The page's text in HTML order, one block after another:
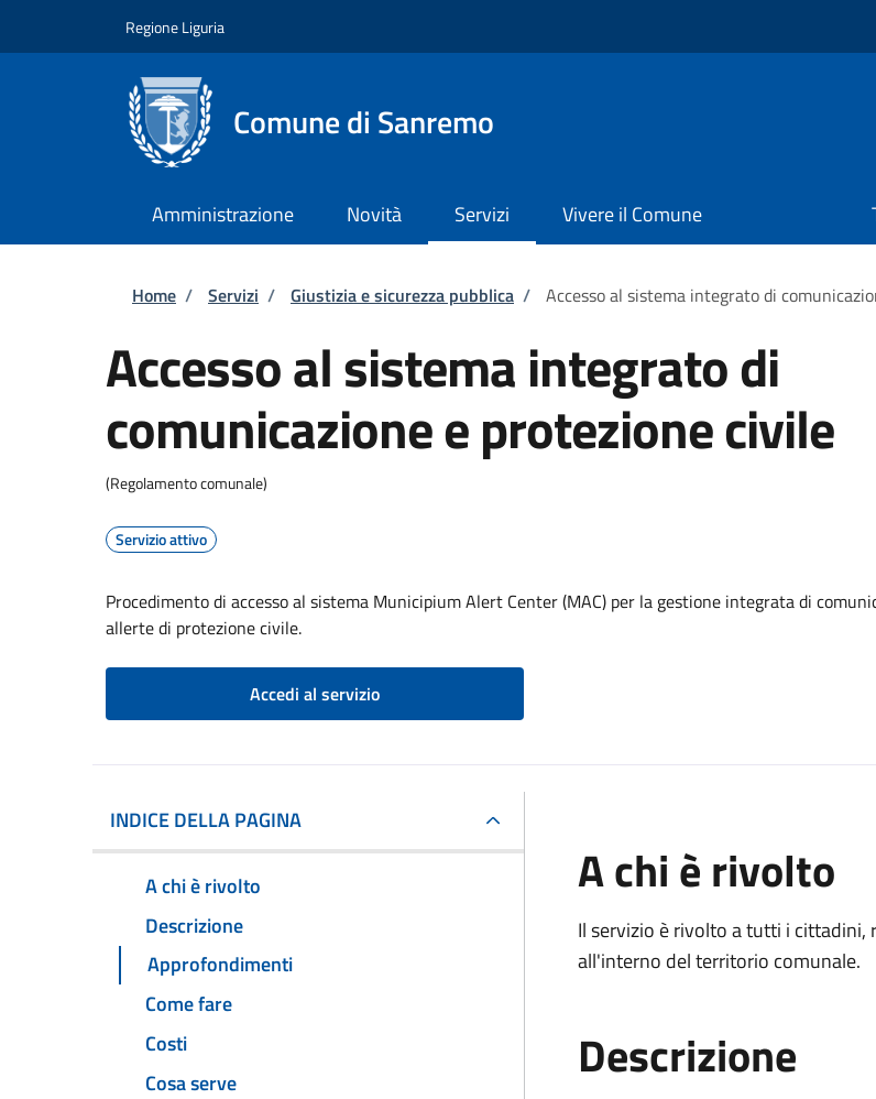
Regione Liguria
Comune di Sanremo
Amministrazione Novità Servizi Vivere il Comune
Briciole di pane
Home / Servizi / Giustizia e sicurezza pubblica / Accesso al sistema integrato di
Accesso al sistema integrato di
comunicazione e protezione civile
(Regolamento comunale)
Servizio attivo
Procedimento di accesso al sistema Municipium Alert Center (MAC) per la gestione integrata di
allerte di protezione civile.
Accedi al servizio
INDICE DELLA PAGINA
A chi è rivolto
Descrizione
Approfondimenti
Come fare
Costi
Cosa serve
A chi è rivolto
Il servizio è rivolto a tutti i cittadini,
all'interno del territorio comunale.
Descrizione